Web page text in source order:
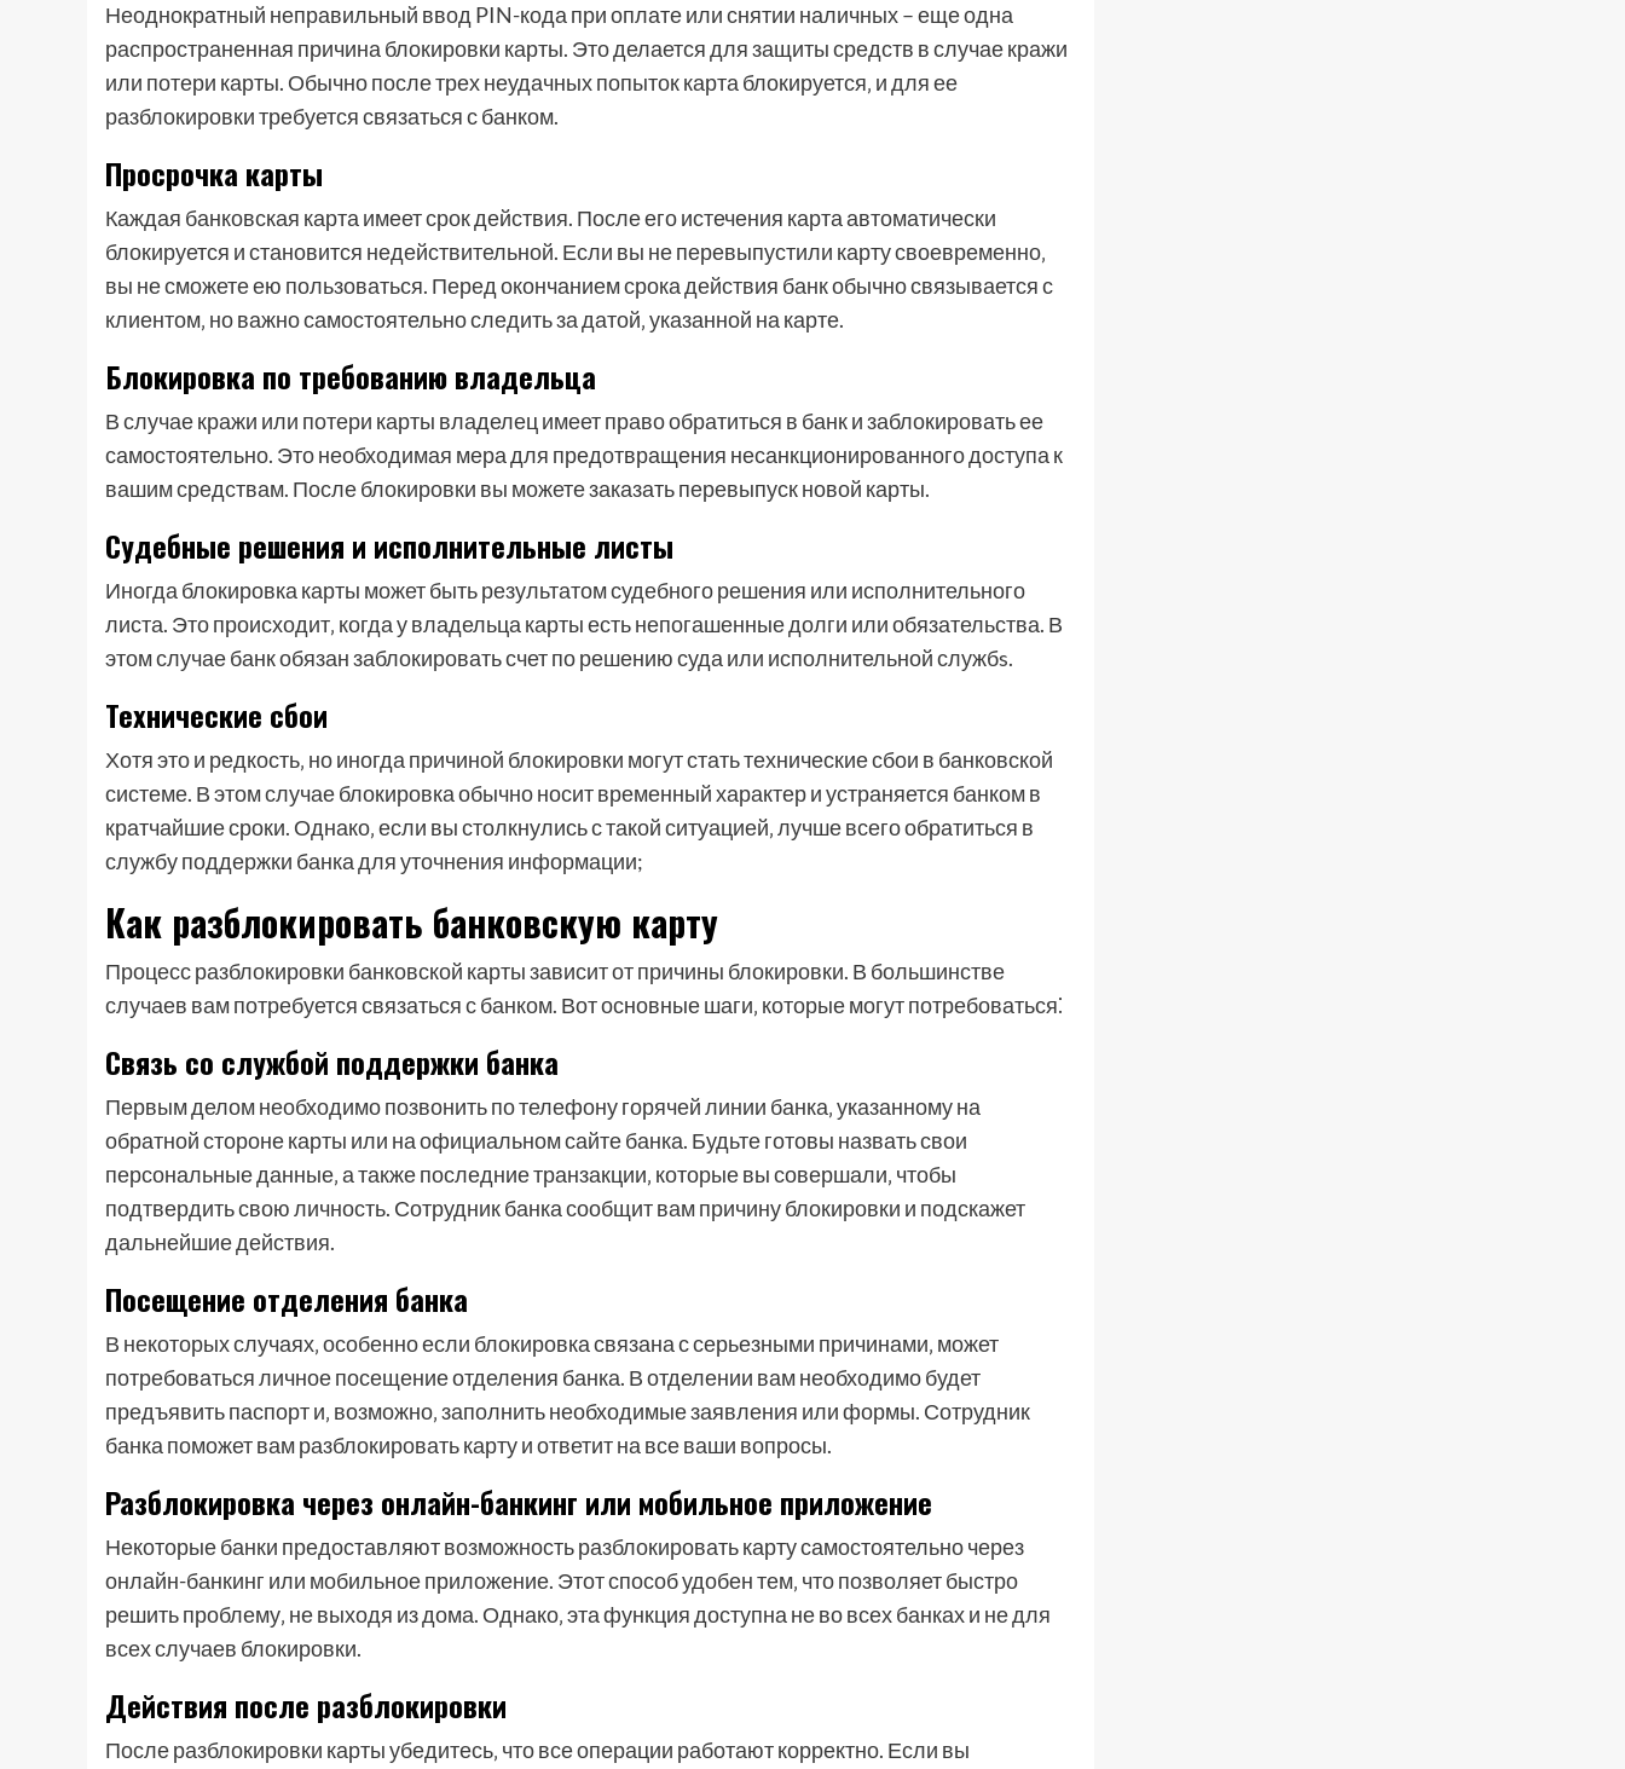
Неоднократный неправильный ввод PIN-кода при оплате или снятии наличных – еще одна
распространенная причина блокировки карты. Это делается для защиты средств в случае кражи
или потери карты. Обычно после трех неудачных попыток карта блокируется‚ и для ее
разблокировки требуется связаться с банком.
Просрочка карты
Каждая банковская карта имеет срок действия. После его истечения карта автоматически
блокируется и становится недействительной. Если вы не перевыпустили карту своевременно‚
вы не сможете ею пользоваться. Перед окончанием срока действия банк обычно связывается с
клиентом‚ но важно самостоятельно следить за датой‚ указанной на карте.
Блокировка по требованию владельца
В случае кражи или потери карты владелец имеет право обратиться в банк и заблокировать ее
самостоятельно. Это необходимая мера для предотвращения несанкционированного доступа к
вашим средствам. После блокировки вы можете заказать перевыпуск новой карты.
Судебные решения и исполнительные листы
Иногда блокировка карты может быть результатом судебного решения или исполнительного
листа. Это происходит‚ когда у владельца карты есть непогашенные долги или обязательства. В
этом случае банк обязан заблокировать счет по решению суда или исполнительной службs.
Технические сбои
Хотя это и редкость‚ но иногда причиной блокировки могут стать технические сбои в банковской
системе. В этом случае блокировка обычно носит временный характер и устраняется банком в
кратчайшие сроки. Однако‚ если вы столкнулись с такой ситуацией‚ лучше всего обратиться в
службу поддержки банка для уточнения информации;
Как разблокировать банковскую карту
Процесс разблокировки банковской карты зависит от причины блокировки. В большинстве
случаев вам потребуется связаться с банком. Вот основные шаги‚ которые могут потребоваться⁚
Связь со службой поддержки банка
Первым делом необходимо позвонить по телефону горячей линии банка‚ указанному на
обратной стороне карты или на официальном сайте банка. Будьте готовы назвать свои
персональные данные‚ а также последние транзакции‚ которые вы совершали‚ чтобы
подтвердить свою личность. Сотрудник банка сообщит вам причину блокировки и подскажет
дальнейшие действия.
Посещение отделения банка
В некоторых случаях‚ особенно если блокировка связана с серьезными причинами‚ может
потребоваться личное посещение отделения банка. В отделении вам необходимо будет
предъявить паспорт и‚ возможно‚ заполнить необходимые заявления или формы. Сотрудник
банка поможет вам разблокировать карту и ответит на все ваши вопросы.
Разблокировка через онлайн-банкинг или мобильное приложение
Некоторые банки предоставляют возможность разблокировать карту самостоятельно через
онлайн-банкинг или мобильное приложение. Этот способ удобен тем‚ что позволяет быстро
решить проблему‚ не выходя из дома. Однако‚ эта функция доступна не во всех банках и не для
всех случаев блокировки.
Действия после разблокировки
После разблокировки карты убедитесь‚ что все операции работают корректно. Если вы